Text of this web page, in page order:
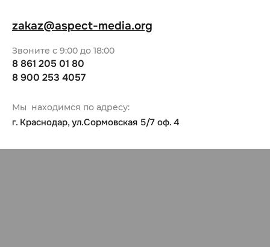
Мы находимся по адресу:
г. Краснодар, ул.Сормовская 5/7 оф. 4
Звоните с 9:00 до 18:00
8 861 205 01 80
8 900 253 4057
zakaz@aspect-media.org